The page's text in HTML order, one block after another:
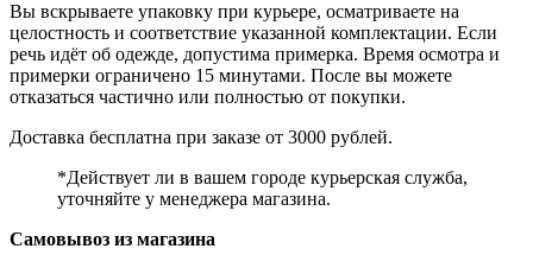
Вы вскрываете упаковку при курьере, осматриваете на
целостность и соответствие указанной комплектации. Если
речь идёт об одежде, допустима примерка. Время осмотра и
примерки ограничено 15 минутами. После вы можете
отказаться частично или полностью от покупки.
Доставка бесплатна при заказе от 3000 рублей.
*Действует ли в вашем городе курьерская служба,
уточняйте у менеджера магазина.
Самовывоз из магазина